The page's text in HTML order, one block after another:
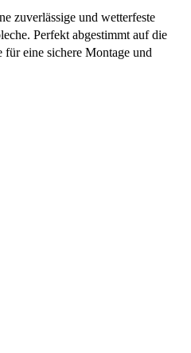
zuverlässige und wetterfeste
Perfekt abgestimmt auf die
für eine sichere Montage und